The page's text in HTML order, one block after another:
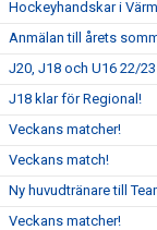
Hockeyhandskar i
Anmälan till årets
J20, J18 och U16 22/23
J18 klar för Regional!
Veckans matcher!
Veckans match!
Ny huvudtränare till
Veckans matcher!